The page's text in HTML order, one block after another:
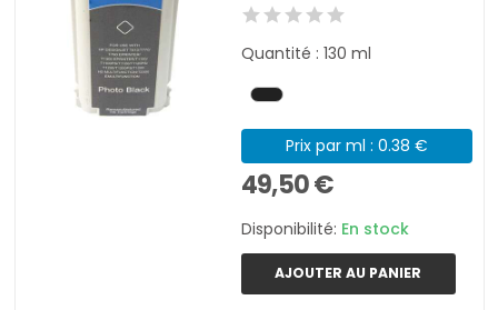
Quantité : 130 ml
Prix par ml : 0.38 €
49,50 €
Disponibilité: En stock
AJOUTER AU PANIER